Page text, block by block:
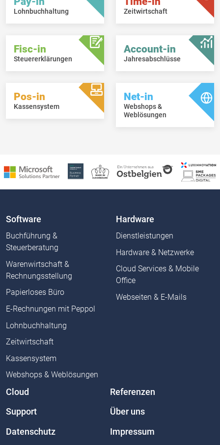
Lohnbuchhaltung Zeitwirtschaft
Fisc-in
Steuererklärungen
Account-in
Jahresabschlüsse
Pos-in
Kassensystem
Net-in
Webshops &
Weblösungen
Software
Buchführung &
Steuerberatung
Warenwirtschaft &
Rechnungsstellung
Papierloses Büro
E-Rechnungen mit Peppol
Lohnbuchhaltung
Zeitwirtschaft
Kassensystem
Webshops & Weblösungen
Hardware
Dienstleistungen
Hardware & Netzwerke
Cloud Services & Mobile
Office
Webseiten & E-Mails
Cloud Referenzen
Support Über uns
Datenschutz Impressum